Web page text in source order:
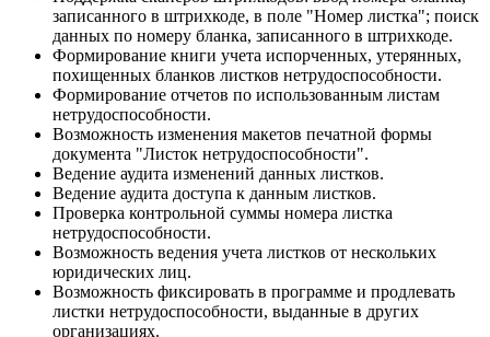
записанного в штрихкоде, в поле "Номер листка"; поиск
данных по номеру бланка, записанного в штрихкоде.
Формирование книги учета испорченных, утерянных,
похищенных бланков листков нетрудоспособности.
Формирование отчетов по использованным листам
нетрудоспособности.
Возможность изменения макетов печатной формы
документа "Листок нетрудоспособности".
Ведение аудита изменений данных листков.
Ведение аудита доступа к данным листков.
Проверка контрольной суммы номера листка
нетрудоспособности.
Возможность ведения учета листков от нескольких
юридических лиц.
Возможность фиксировать в программе и продлевать
листки нетрудоспособности, выданные в других
организациях.